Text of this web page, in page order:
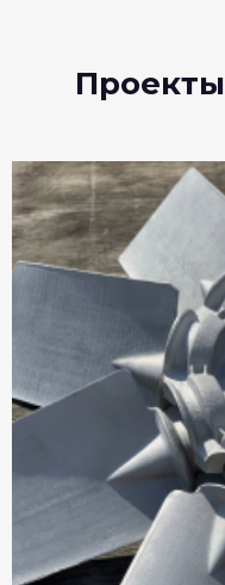
Проекты